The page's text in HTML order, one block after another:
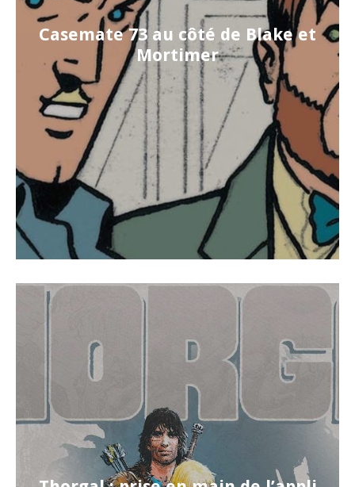
Casemate 73 au côté de Blake et
Mortimer